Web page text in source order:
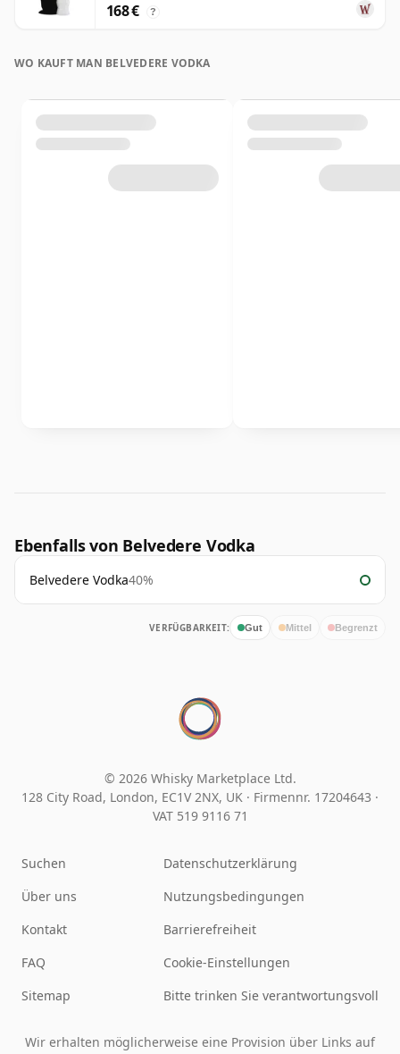
168 € ?
WO KAUFT MAN BELVEDERE VODKA
Ebenfalls von Belvedere Vodka
Belvedere Vodka40%
VERFÜGBARKEIT: Gut Mittel Begrenzt
© 2026 Whisky Marketplace Ltd.
128 City Road, London, EC1V 2NX, UK · Firmennr. 17204643 ·
VAT 519 9116 71
Suchen
Über uns
Kontakt
FAQ
Sitemap
Datenschutzerklärung
Nutzungsbedingungen
Barrierefreiheit
Cookie-Einstellungen
Bitte trinken Sie verantwortungsvoll
Wir erhalten möglicherweise eine Provision über Links auf